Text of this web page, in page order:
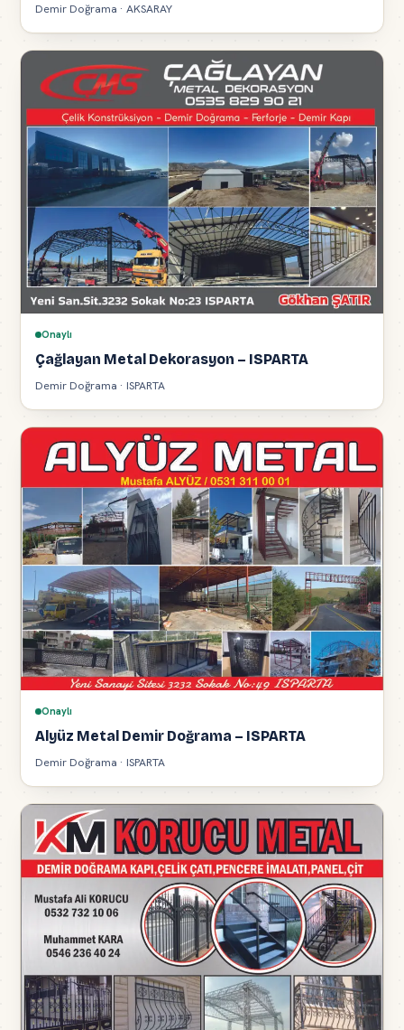
Demir Doğrama · AKSARAY
Onaylı
Çağlayan Metal Dekorasyon – ISPARTA
Demir Doğrama · ISPARTA
Onaylı
Alyüz Metal Demir Doğrama – ISPARTA
Demir Doğrama · ISPARTA